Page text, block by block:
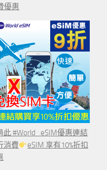
優惠
此 #World_eSIM優惠連結
消費
eSIM 享有10%折扣